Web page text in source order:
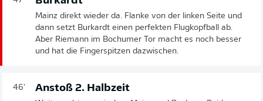
Mainz direkt wieder da. Flanke von der linken Seite und
dann setzt Burkardt einen perfekten Flugkopfball ab.
Aber Riemann im Bochumer Tor macht es noch besser
und hat die Fingerspitzen dazwischen.
46' Anstoß 2. Halbzeit